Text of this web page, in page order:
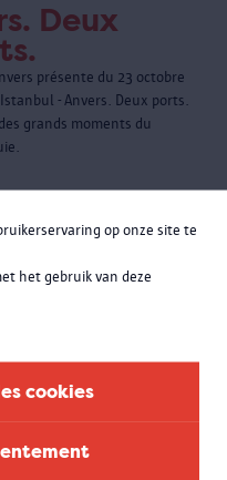
op onze site te
het gebruik van deze
cookies
Deux
présente du 23 octobre
- Anvers. Deux ports.
grands moments du